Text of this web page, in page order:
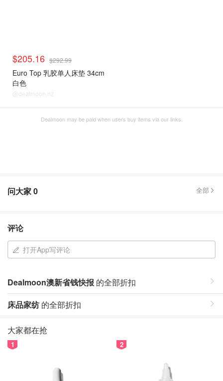
$205.16 $292.99
Euro Top 乳胶单人床垫 34cm
白色
@dealmoon.nz
Dealmoon may be paid when users buy items via our links.
问大家0 全部
评论
打开App写评论
Dealmoon澳新省钱快报 的全部折扣
床品家纺 的全部折扣
大家都在抢
1 2